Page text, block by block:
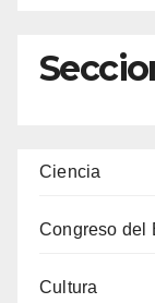
Ciencia
Congreso del
Cultura